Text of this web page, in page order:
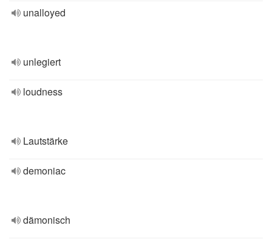
unalloyed
unlegiert
loudness
Lautstärke
demoniac
dämonisch